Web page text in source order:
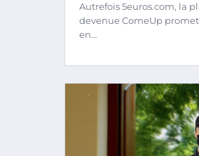
Autrefois 5euros.com, la
devenue ComeUp
en…